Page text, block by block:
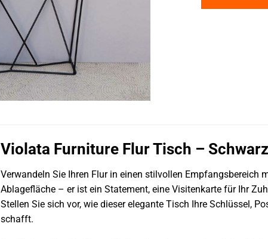
Violata Furniture Flur Tisch –
Verwandeln Sie Ihren Flur in einen stilvollen Empfangsbereich
Ablagefläche – er ist ein Statement, eine Visitenkarte für Ihr
Stellen Sie sich vor, wie dieser elegante Tisch Ihre Schlüssel,
schafft.